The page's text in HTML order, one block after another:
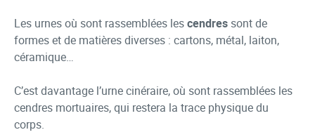
Les urnes où sont rassemblées lescendres sont de
formes et de matières diverses : cartons, métal, laiton,
céramique…
C’est davantage l’urne cinéraire, où sont rassemblées les
cendres mortuaires, qui restera la trace physique du
corps.